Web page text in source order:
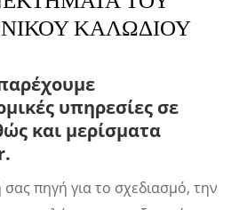
ΚΑΛΩΔΊΟΥ
υπηρεσίες σε
και μερίσματα
σας πηγή για το σχεδιασμό, την